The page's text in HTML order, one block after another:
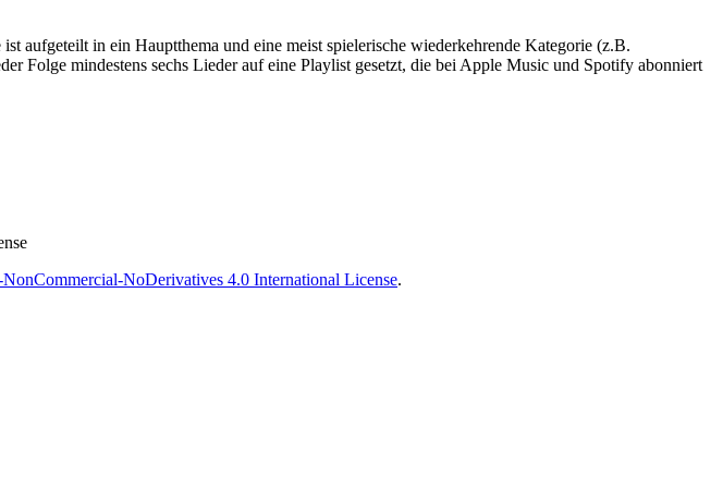
aufgeteilt in ein Hauptthema und eine meist spielerische wiederkehrende Kategorie (z.B.
Folge mindestens sechs Lieder auf eine Playlist gesetzt, die bei Apple Music und Spotify abonniert
NoDerivatives 4.0 International License.